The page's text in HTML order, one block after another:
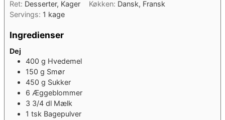
Ret: Desserter, Kager Køkken: Dansk, Fransk
Servings: 1 kage
Ingredienser
Dej
400 g Hvedemel
150 g Smør
450 g Sukker
6 Æggeblommer
3 3/4 dl Mælk
1 tsk Bagepulver